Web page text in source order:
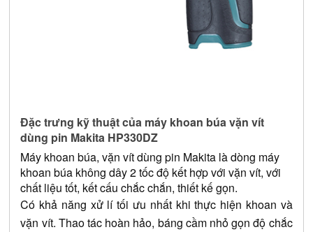
Đặc trưng kỹ thuật của máy khoan búa vặn vít
dùng pin Makita HP330DZ
Máy khoan búa, vặn vít dùng pin Makita là dòng máy
khoan búa không dây 2 tốc độ kết hợp với vặn vít, với
chất liệu tốt, kết cấu chắc chắn, thiết kế gọn.
Có khả năng xử lí tối ưu nhất khi thực hiện khoan và
vặn vít. Thao tác hoàn hảo, báng cầm nhỏ gọn độ chắc